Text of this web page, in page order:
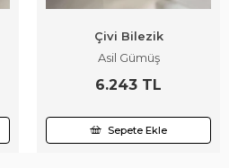
Çivi Bilezik
Asil Gümüş
6.243 TL
Sepete Ekle